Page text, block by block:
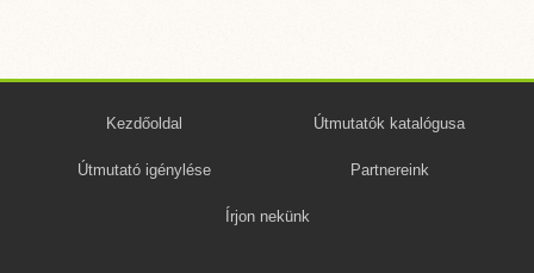
Kezdőoldal Útmutatók katalógusa
Útmutató igénylése Partnereink
Írjon nekünk